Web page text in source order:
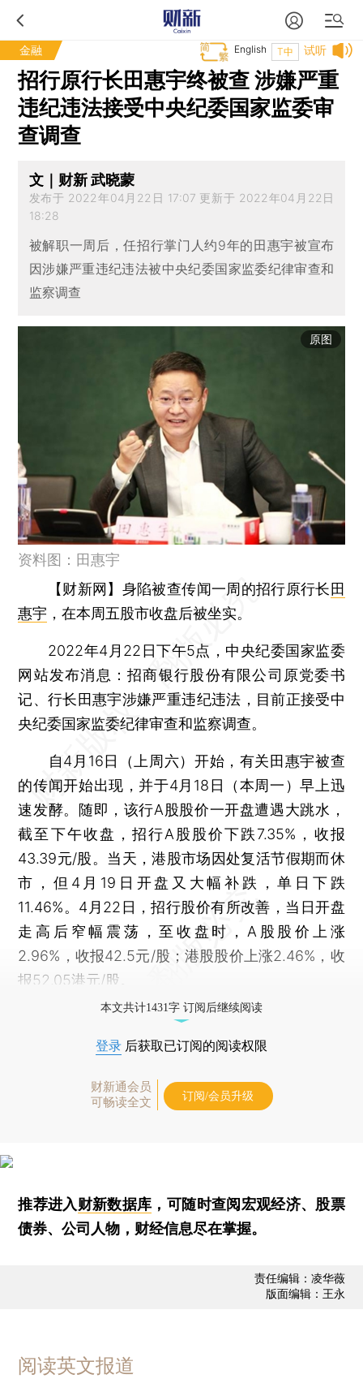
金融 试听
T中
English
招行原行长田惠宇终被查 涉嫌严重
违纪违法接受中央纪委国家监委审
查调查
文｜财新 武晓蒙
发布于 2022年04月22日 17:07 更新于 2022年04月22日
18:28
被解职一周后，任招行掌门人约9年的田惠宇被宣布
因涉嫌严重违纪违法被中央纪委国家监委纪律审查和
监察调查
原图
资料图：田惠宇
【财新网】 身陷被查传闻一周的招行原行长田
惠宇 ，在本周五股市收盘后被坐实。
2022年4月22日下午5点，中央纪委国家监委
网站发布消息：招商银行股份有限公司原党委书
记、行长田惠宇涉嫌严重违纪违法，目前正接受中
央纪委国家监委纪律审查和监察调查。
自4月16日（上周六）开始，有关田惠宇被查
的传闻开始出现，并于4月18日（本周一）早上迅
速发酵。随即，该行A股股价一开盘遭遇大跳水，
截至下午收盘，招行A股股价下跌7.35%，收报
43.39元/股。当天，港股市场因处复活节假期而休
市，但4月19日开盘又大幅补跌，单日下跌
11.46%。4月22日，招行股价有所改善，当日开盘
走高后窄幅震荡，至收盘时，A股股价上涨
2.96%，收报42.5元/股；港股股价上涨2.46%，收
报52.05港元/股。
本文共计1431字 订阅后继续阅读
登录 后获取已订阅的阅读权限
财新通会员
可畅读全文
订阅/会员升级
推荐进入财新数据库 ，可随时查阅宏观经济、股票
债券、公司人物，财经信息尽在掌握。
责任编辑：凌华薇
版面编辑：王永
阅读英文报道